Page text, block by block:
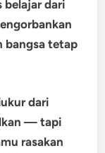
dari
bangsa tetap
dari
— tapi
rasakan